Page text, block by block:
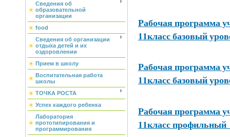
Сведения об
образовательной
организации
food
Сведения об организации
отдыха детей и их
оздоровлении
Прием в школу
Воспитательная работа
школы
ТОЧКА РОСТА
Успех каждого ребенка
Лаборатория
прототипирования и
программирования
Рабочая программа
11класс базовый
Рабочая программа
11класс базовый
Рабочая программа
11класс